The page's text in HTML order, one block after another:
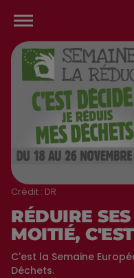
Crédit : DR
RÉDUIRE
MOITIÉ,
C'est la Semaine
Déchets.